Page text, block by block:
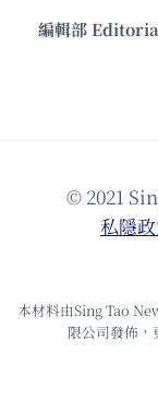
編輯部
© 2021
私隱
本材料由Sing Tao
限公司發佈，